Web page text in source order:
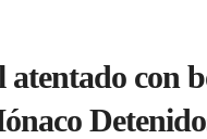
atentado con